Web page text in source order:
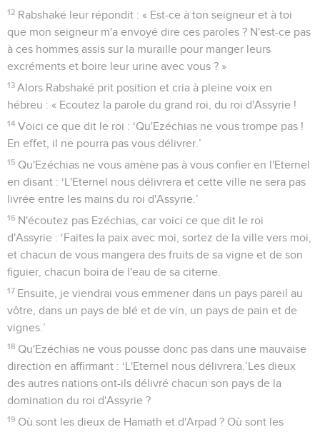
12 Rabshaké leur répondit : « Est-ce à ton seigneur et à toi
que mon seigneur m'a envoyé dire ces paroles ? N'est-ce pas
à ces hommes assis sur la muraille pour manger leurs
excréments et boire leur urine avec vous ? »
13 Alors Rabshaké prit position et cria à pleine voix en
hébreu : « Ecoutez la parole du grand roi, du roi d'Assyrie !
14 Voici ce que dit le roi : ‘Qu'Ezéchias ne vous trompe pas !
En effet, il ne pourra pas vous délivrer.’
15 Qu'Ezéchias ne vous amène pas à vous confier en l'Eternel
en disant : ‘L'Eternel nous délivrera et cette ville ne sera pas
livrée entre les mains du roi d'Assyrie.’
16 N'écoutez pas Ezéchias, car voici ce que dit le roi
d'Assyrie : ‘Faites la paix avec moi, sortez de la ville vers moi,
et chacun de vous mangera des fruits de sa vigne et de son
figuier, chacun boira de l'eau de sa citerne.
17 Ensuite, je viendrai vous emmener dans un pays pareil au
vôtre, dans un pays de blé et de vin, un pays de pain et de
vignes.’
18 Qu'Ezéchias ne vous pousse donc pas dans une mauvaise
direction en affirmant : ‘L'Eternel nous délivrera.’Les dieux
des autres nations ont-ils délivré chacun son pays de la
domination du roi d'Assyrie ?
19 Où sont les dieux de Hamath et d'Arpad ? Où sont les